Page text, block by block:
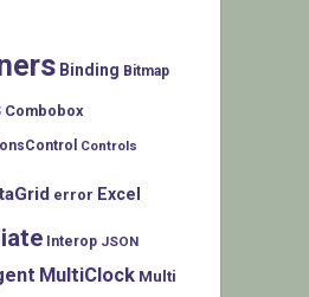
Binding Bitmap
Combobox
Controls
error Excel
Interop JSON
MultiClock Multi